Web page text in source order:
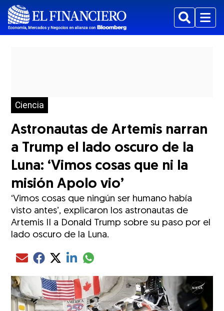
BuscarMenu
Ciencia
Astronautas de Artemis narran
a Trump el lado oscuro de la
Luna: ‘Vimos cosas que ni la
misión Apolo vio’
‘Vimos cosas que ningún ser humano había
visto antes’, explicaron los astronautas de
Artemis II a Donald Trump sobre su paso por el
lado oscuro de la Luna.
Compartir el artículo actual mediante Email
Compartir el artículo actual mediante Facebook
Compartir el artículo actual mediante Twitter
Compartir el artículo actual mediante LinkedIn
Compartir el artículo actual mediante